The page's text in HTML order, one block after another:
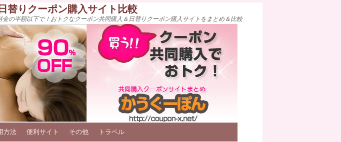
替りクーポン購入サイト比較
の半額以下で！おトクなクーポン共同購入＆日替りクーポン購入サイトをまとめ＆比較
方法 便利サイト その他 トラベル